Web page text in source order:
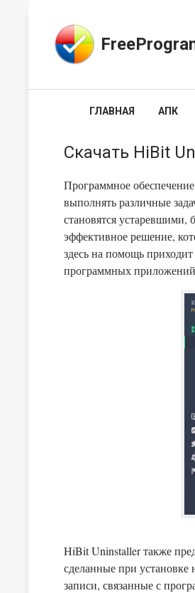
ГЛАВНАЯ АПК
Скачать HiBit
Программное
выполнять различные
становятся
эффективное решение,
здесь на помощь
программных
HiBit Uninstaller также
сделанные при установке
записи, связанные с